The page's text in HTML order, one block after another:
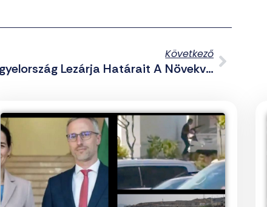
Következő
Lengyelország Lezárja Határait A Növekvő Migrációs Nyomás Miatt?